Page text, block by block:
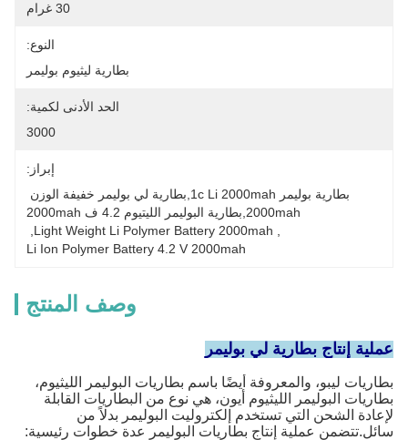
30 غرام
النوع:
بطارية ليثيوم بوليمر
الحد الأدنى لكمية:
3000
إبراز:
2000mah,بطارية البوليمر الليتيوم 4.2 ف 2000mah
Light Weight Li Polymer Battery 2000mah
Li Ion Polymer Battery 4.2 V 2000mah
وصف المنتج
عملية إنتاج بطارية لي بوليمر
بطاريات ليبو، والمعروفة أيضًا باسم بطاريات البوليمر الليثيوم،
بطاريات البوليمر الليثيوم أيون، هي نوع من البطاريات القابلة
لإعادة الشحن التي تستخدم إلكتروليت البوليمر بدلاً من
سائل.تتضمن عملية إنتاج بطاريات البوليمر عدة خطوات رئيسية: